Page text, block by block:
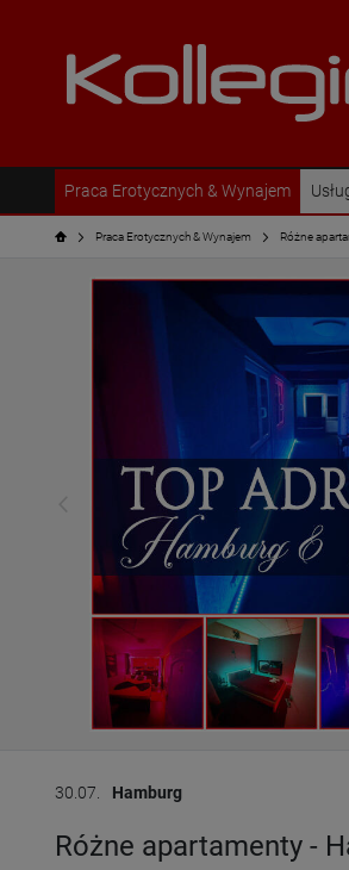
Praca Erotycznych & Wynajem
Praca Erotycznych & Wynajem Różne
30.07. Hamburg
Różne apartamenty -